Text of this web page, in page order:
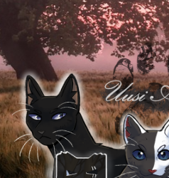
sisältöön